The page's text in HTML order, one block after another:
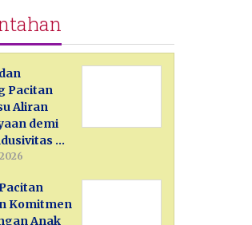
Pacitan
Aliran
demi
…
Komitmen
Anak